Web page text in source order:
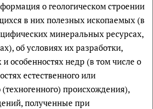
о геологическом строении
в них полезных ископаемых (в
минеральных ресурсах,
об условиях их разработки,
особенностях недр (в том числе о
естественного или
(техногенного) происхождения),
полученные при